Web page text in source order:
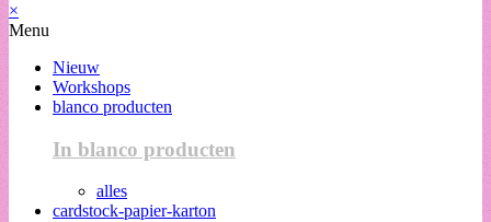
×
Menu
Nieuw
Workshops
blanco producten
In blanco producten
alles
cardstock-papier-karton